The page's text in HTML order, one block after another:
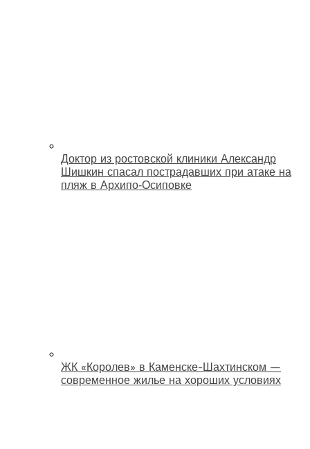
Доктор из ростовской клиники Александр
Шишкин спасал пострадавших при атаке на
пляж в Архипо‑Осиповке
ЖК «Королев» в Каменске-Шахтинском —
современное жилье на хороших условиях